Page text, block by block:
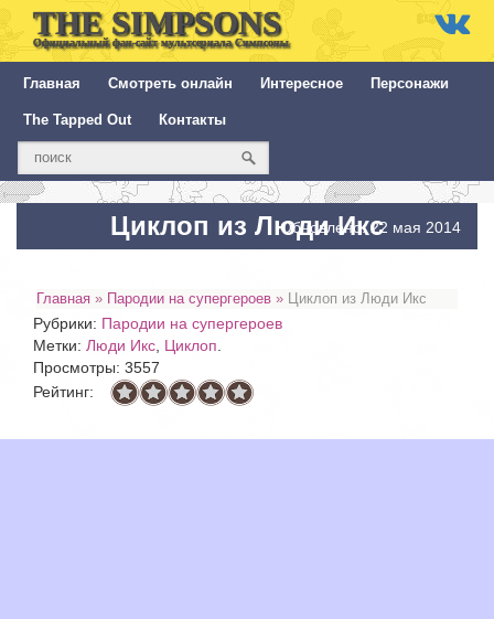
THE SIMPSONS
Официальный фан-сайт мультсериала Симпсоны
Главная Смотреть онлайн Интересное Персонажи
The Tapped Out Контакты
Циклоп из Люди Икс
Обновлено: 22 мая 2014
Главная » Пародии на супергероев » Циклоп из Люди Икс
Рубрики: Пародии на супергероев
Метки: Люди Икс Циклоп
Просмотры: 3557
Рейтинг: